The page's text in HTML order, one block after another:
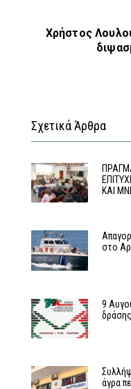
Χρήστος
Σχετικά Άρθρα
ΚΑΙ
στο
9
δράσης
άγρα